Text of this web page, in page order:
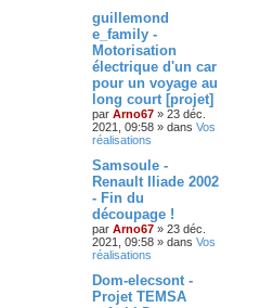
guillemond​
e_family -
Motorisation
électrique d'un car
pour un voyage au
long court [projet]
par Arno67 » 23 déc.
2021, 09:58 » dans Vos
réalisations
Samsoule -
Renault Iliade 2002
- Fin du
découpage !
par Arno67 » 23 déc.
2021, 09:58 » dans Vos
réalisations
Dom-elecso​nt -
Projet TEMSA